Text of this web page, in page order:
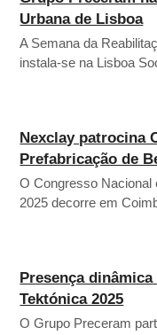
Urbana de Lisboa
A Semana da
instala-se na Lisboa
Nexclay patrocina
Prefabricação de
O Congresso Nacional
2025 decorre em
Presença
Tektónica 2025
O Grupo Preceram